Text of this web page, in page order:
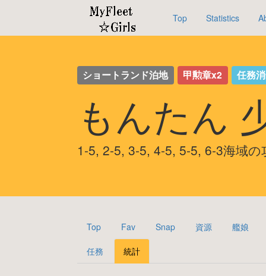
Top Statistics
ショートランド泊地 甲勲章x2 任務
もんたん
1-5, 2-5, 3-5, 4-5, 5-5, 6-3海域の
Top Fav Snap 資源 艦娘
任務 統計